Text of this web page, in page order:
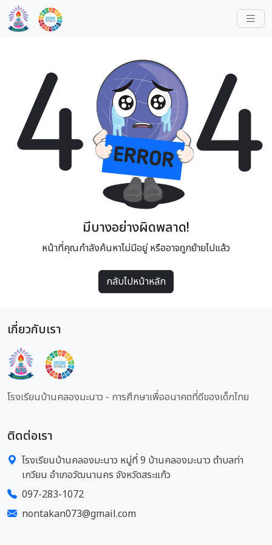
มีบางอย่างผิดพลาด!
หน้าที่คุณกำลังค้นหาไม่มีอยู่ หรืออาจถูกย้ายไปแล้ว
กลับไปหน้าหลัก
เกี่ยวกับเรา
โรงเรียนบ้านคลองมะนาว - การศึกษาเพื่ออนาคตที่ดีของเด็กไทย
ติดต่อเรา
โรงเรียนบ้านคลองมะนาว หมู่ที่ 9 บ้านคลองมะนาว ตำบลท่า
เกวียน อำเภอวัฒนานคร จังหวัดสระแก้ว
097-283-1072
nontakan073@gmail.com